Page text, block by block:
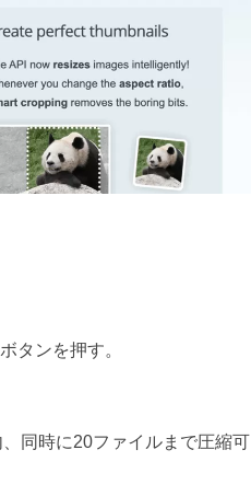
タンを押す。
同時に20ファイルまで圧縮可